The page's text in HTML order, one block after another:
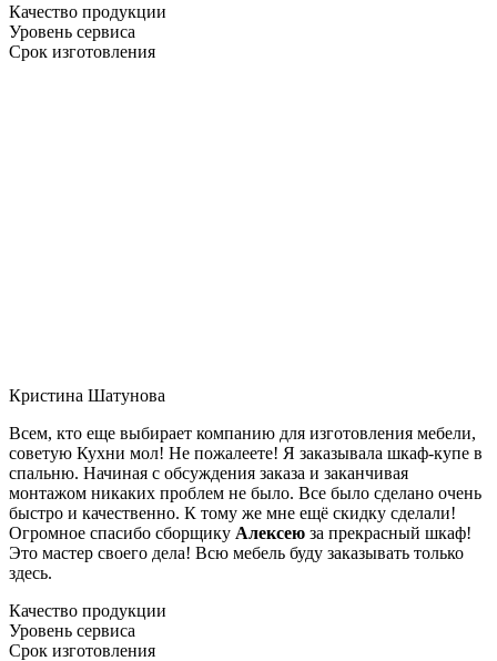
Качество продукции
Уровень сервиса
Срок изготовления
Кристина Шатунова
Всем, кто еще выбирает компанию для изготовления мебели,
советую Кухни мол! Не пожалеете! Я заказывала шкаф-купе в
спальню. Начиная с обсуждения заказа и заканчивая
монтажом никаких проблем не было. Все было сделано очень
быстро и качественно. К тому же мне ещё скидку сделали!
Огромное спасибо сборщику Алексею за прекрасный шкаф!
Это мастер своего дела! Всю мебель буду заказывать только
здесь.
Качество продукции
Уровень сервиса
Срок изготовления